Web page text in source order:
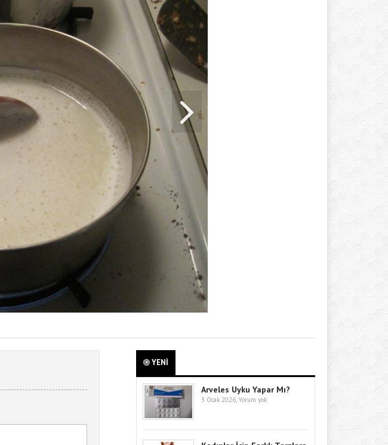
YENİ
Arveles Uyku Yapar Mı?
3 Ocak 2026, Yorum yok